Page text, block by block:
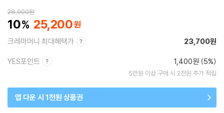
28,000원
10 25,200
크레마머니 최대혜택가 23,700원
YES포인트 1,400원 (5%)
5만원 이상 구매 시 2천원 추가 적립
앱 다운 시 1천원 상품권